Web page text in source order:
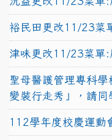
裕民田更改11/23菜
津味更改11/23菜單:
聖母醫護管理專科
變裝行走秀」，請同
112學年度校慶運動